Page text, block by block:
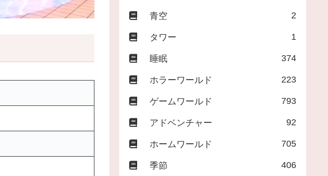
青空 2
タワー 1
睡眠 374
ホラーワールド 223
ゲームワールド 793
アドベンチャー 92
ホームワールド 705
季節 406